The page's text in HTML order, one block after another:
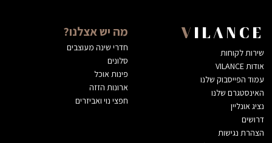
VILANCE
שירות לקוחות
אודות VILANCE
עמוד הפייסבוק שלנו
האינסטגרם שלנו
נציג אונליין
דרושים
הצהרת נגישות
מה יש אצלנו?
חדרי שינה מעוצבים
סלונים
פינות אוכל
ארונות הזזה
חפצי נוי ואביזרים